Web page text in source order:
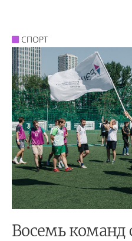
СПОРТ
Восемь команд